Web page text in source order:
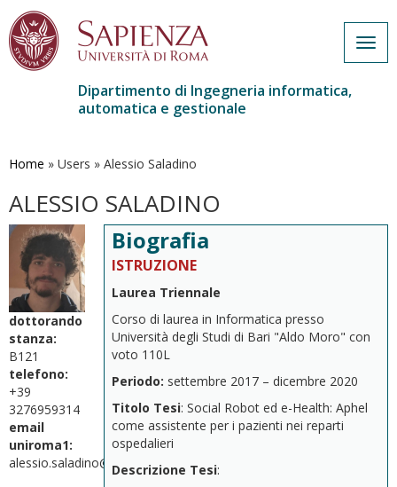
contenuto
Dipartimento di Ingegneria informatica,
automatica e gestionale
Home » Users » Alessio Saladino
ALESSIO SALADINO
dottorando
stanza:
B121
telefono:
+39
3276959314
email
uniroma1:
alessio.saladino@uniroma1.it
Biografia
ISTRUZIONE
Laurea Triennale
Corso di laurea in Informatica presso
Università degli Studi di Bari "Aldo Moro" con
voto 110L
Periodo: settembre 2017 – dicembre 2020
Titolo Tesi: Social Robot ed e-Health: Aphel
come assistente per i pazienti nei reparti
ospedalieri
Descrizione Tesi: